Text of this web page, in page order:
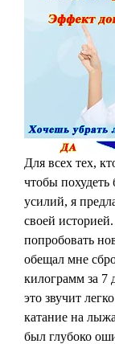
Для всех тех,
чтобы похудеть
усилий, я
своей
попробовать
обещал мне
килограмм за 7
это звучит
катание на
был глубоко